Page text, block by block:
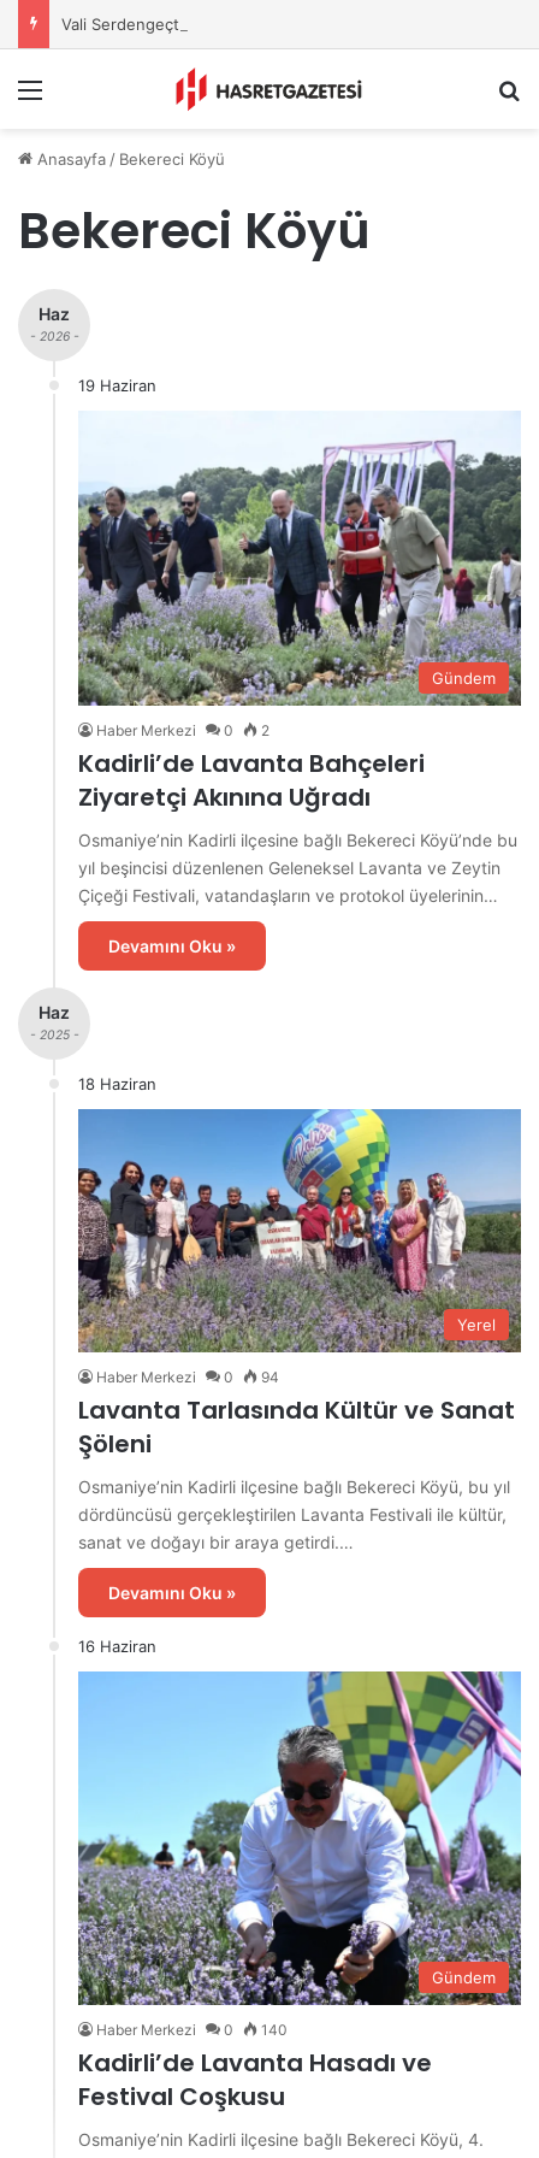
Vali Serdengeçti’nden Osmaniye’de Gece Esnaf Turu
Anasayfa / Bekereci Köyü
Bekereci Köyü
Haz
- 2026 -
19 Haziran
Gündem
Haber Merkezi 0 2
Kadirli’de Lavanta Bahçeleri
Ziyaretçi Akınına Uğradı
Osmaniye’nin Kadirli ilçesine bağlı Bekereci Köyü’nde bu
yıl beşincisi düzenlenen Geleneksel Lavanta ve Zeytin
Çiçeği Festivali, vatandaşların ve protokol üyelerinin…
Devamını Oku »
Haz
- 2025 -
18 Haziran
Yerel
Haber Merkezi 0 94
Lavanta Tarlasında Kültür ve Sanat
Şöleni
Osmaniye’nin Kadirli ilçesine bağlı Bekereci Köyü, bu yıl
dördüncüsü gerçekleştirilen Lavanta Festivali ile kültür,
sanat ve doğayı bir araya getirdi.…
Devamını Oku »
16 Haziran
Gündem
Haber Merkezi 0 140
Kadirli’de Lavanta Hasadı ve
Festival Coşkusu
Osmaniye’nin Kadirli ilçesine bağlı Bekereci Köyü, 4.